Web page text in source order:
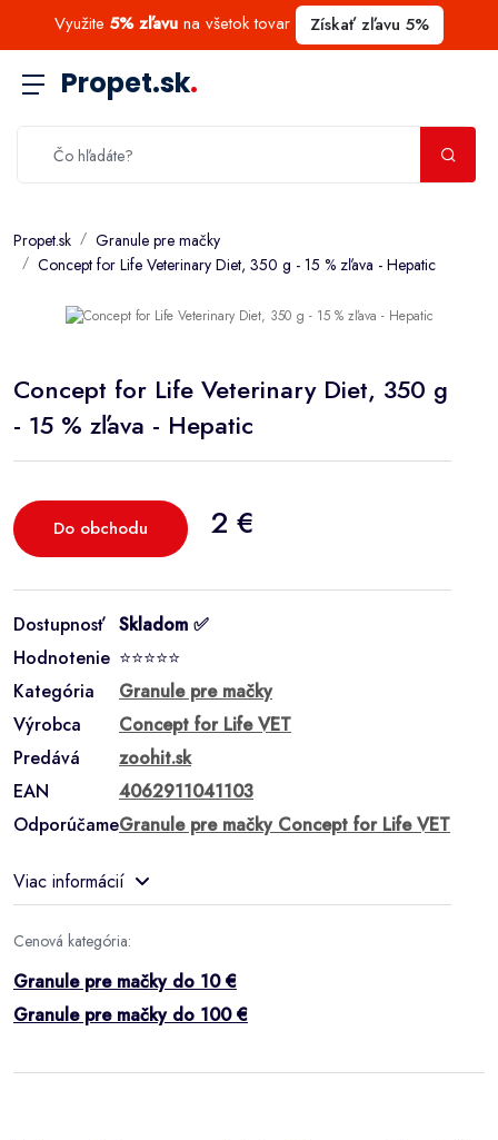
Využite 5% zľavu na všetok tovar Získať zľavu 5%
Propet.sk.
Propet.sk
Granule pre mačky
Concept for Life Veterinary Diet, 350 g - 15 % zľava - Hepatic
Concept for Life Veterinary Diet, 350 g
- 15 % zľava - Hepatic
Do obchodu 2 €
Dostupnosť Skladom ✅
Hodnotenie ⭐⭐⭐⭐⭐
Kategória
Granule pre mačky
Výrobca
Concept for Life VET
Predává
zoohit.sk
EAN
4062911041103
OdporúčameGranule pre mačky Concept for Life VET
Viac informácií
Cenová kategória:
Granule pre mačky do 10 €
Granule pre mačky do 100 €